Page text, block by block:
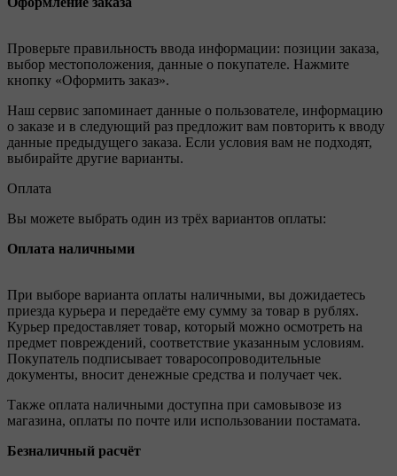
Проверьте правильность ввода информации: позиции заказа,
выбор местоположения, данные о покупателе. Нажмите
кнопку «Оформить заказ».
Наш сервис запоминает данные о пользователе, информацию
о заказе и в следующий раз предложит вам повторить к вводу
данные предыдущего заказа. Если условия вам не подходят,
выбирайте другие варианты.
Оплата
Вы можете выбрать один из трёх вариантов оплаты:
Оплата наличными
При выборе варианта оплаты наличными, вы дожидаетесь
приезда курьера и передаёте ему сумму за товар в рублях.
Курьер предоставляет товар, который можно осмотреть на
предмет повреждений, соответствие указанным условиям.
Покупатель подписывает товаросопроводительные
документы, вносит денежные средства и получает чек.
Также оплата наличными доступна при самовывозе из
магазина, оплаты по почте или использовании постамата.
Безналичный расчёт